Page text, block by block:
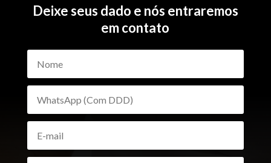
Deixe seus dado e nós entraremos
em contato